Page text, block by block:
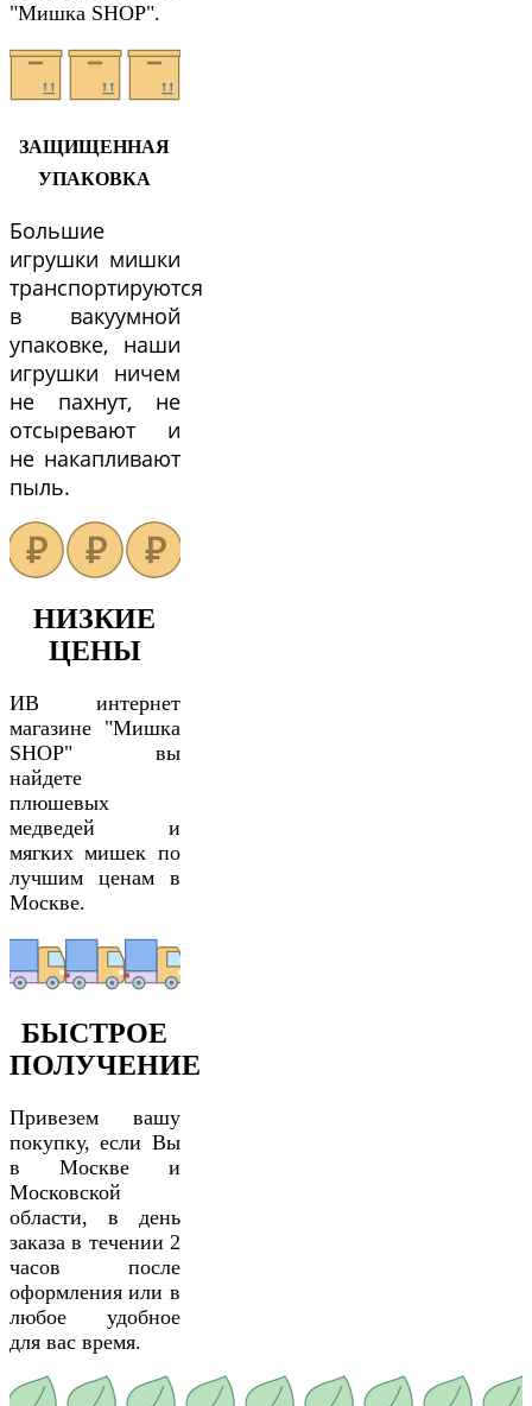
"Мишка SHOP".
ЗАЩИЩЕННАЯ
УПАКОВКА
Большие
игрушки мишки
транспортируются
в вакуумной
упаковке, наши
игрушки ничем
не пахнут, не
отсыревают и
не накапливают
пыль.
НИЗКИЕ
ЦЕНЫ
ИВ интернет
магазине "Мишка
SHOP" вы
найдете
плюшевых
медведей и
мягких мишек по
лучшим ценам в
Москве.
БЫСТРОЕ
ПОЛУЧЕНИЕ
Привезем вашу
покупку, если Вы
в Москве и
Московской
области, в день
заказа в течении 2
часов после
оформления или в
любое удобное
для вас время.